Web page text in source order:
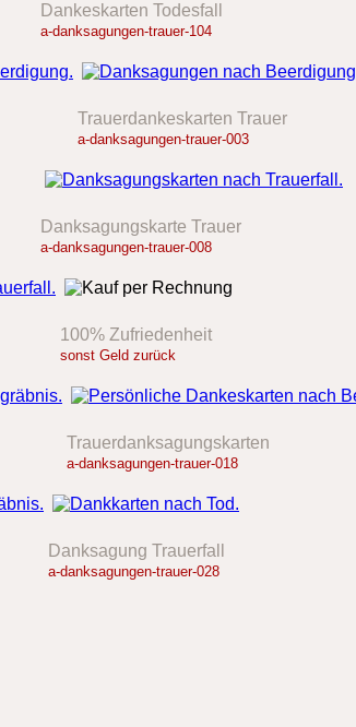
Dankeskarten Todesfall
a-danksagungen-trauer-104
Trauerdankeskarten Trauer
a-danksagungen-trauer-003
Danksagungskarte Trauer
a-danksagungen-trauer-008
100% Zufriedenheit
sonst Geld zurück
Trauerdanksagungskarten
a-danksagungen-trauer-018
Danksagung Trauerfall
a-danksagungen-trauer-028